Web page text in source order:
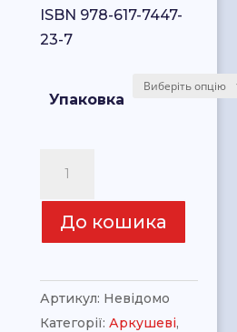
ISBN 978-617-7447-
23-7
Упаковка
quantity
До кошика
Артикул: Невідомо
Категорії:Аркушеві,